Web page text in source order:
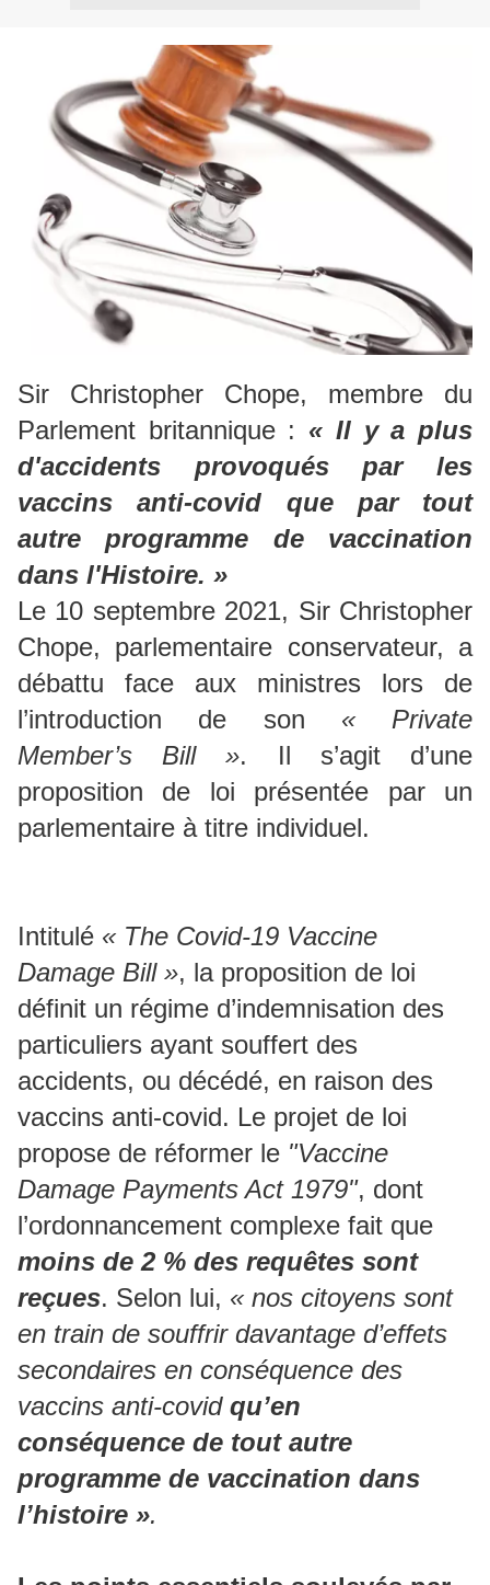
Sir Christopher Chope, membre du
Parlement britannique : « Il y a plus
d'accidents provoqués par les
vaccins anti-covid que par tout
autre programme de vaccination
dans l'Histoire. »
Le 10 septembre 2021, Sir Christopher
Chope, parlementaire conservateur, a
débattu face aux ministres lors de
l’introduction de son « Private
Member’s Bill ». Il s’agit d’une
proposition de loi présentée par un
parlementaire à titre individuel.
Intitulé « The Covid-19 Vaccine
Damage Bill », la proposition de loi
définit un régime d’indemnisation des
particuliers ayant souffert des
accidents, ou décédé, en raison des
vaccins anti-covid. Le projet de loi
propose de réformer le "Vaccine
Damage Payments Act 1979", dont
l’ordonnancement complexe fait que
moins de 2 % des requêtes sont
reçues. Selon lui, « nos citoyens sont
en train de souffrir davantage d’effets
secondaires en conséquence des
vaccins anti-covid qu’en
conséquence de tout autre
programme de vaccination dans
l’histoire ».